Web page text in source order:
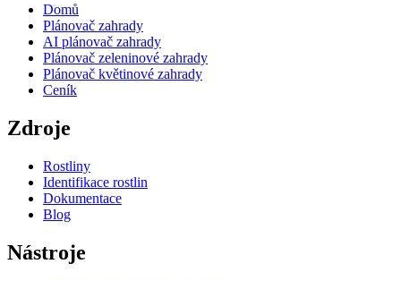
Domů
Plánovač zahrady
AI plánovač zahrady
Plánovač zeleninové zahrady
Plánovač květinové zahrady
Ceník
Zdroje
Rostliny
Identifikace rostlin
Dokumentace
Blog
Nástroje